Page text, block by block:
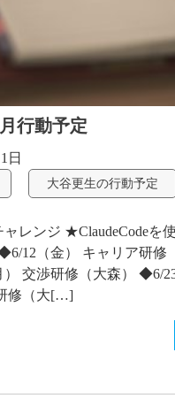
行動予定
日
大谷更生の行動予定
ャレンジ ★ClaudeCode
12（金） キャリア研修
交渉研修（大森） ◆6/
修（大[…]